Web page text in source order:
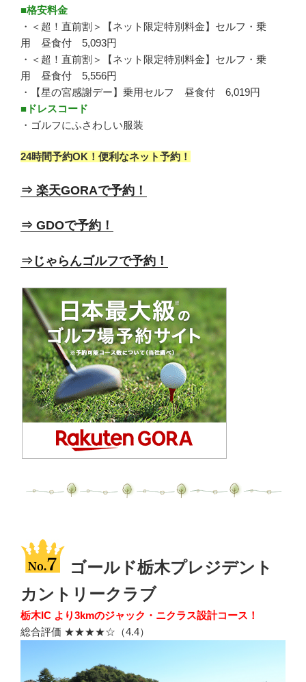
■格安料金
・＜超！直前割＞【ネット限定特別料金】セルフ・乗
用 昼食付 5,093円
・＜超！直前割＞【ネット限定特別料金】セルフ・乗
用 昼食付 5,556円
・【星の宮感謝デー】乗用セルフ 昼食付 6,019円
■ドレスコード
・ゴルフにふさわしい服装
24時間予約OK！便利なネット予約！
⇒ 楽天GORAで予約！
⇒ GDOで予約！
⇒じゃらんゴルフで予約！
ゴールド栃木プレジデント
カントリークラブ
栃木IC より3kmのジャック・ニクラス設計コース！
総合評価 ★★★★☆（4.4）